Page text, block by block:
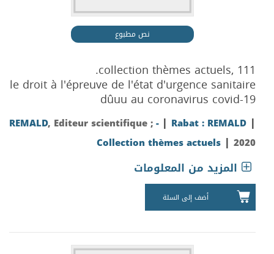
نص مطبوع
collection thèmes actuels, 111.
le droit à l'épreuve de l'état d'urgence sanitaire
dûuu au coronavirus covid-19
REMALD, Editeur scientifique ;- | Rabat : REMALD |
Collection thèmes actuels | 2020
المزيد من المعلومات
أضف إلى السلة